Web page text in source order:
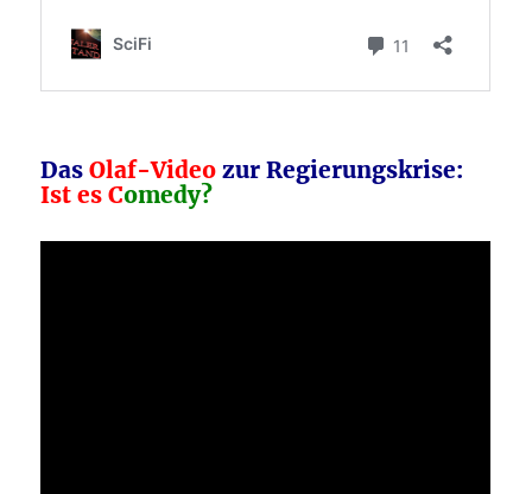
DasOlaf-Video zur Regierungskrise:
Ist es Comedy?